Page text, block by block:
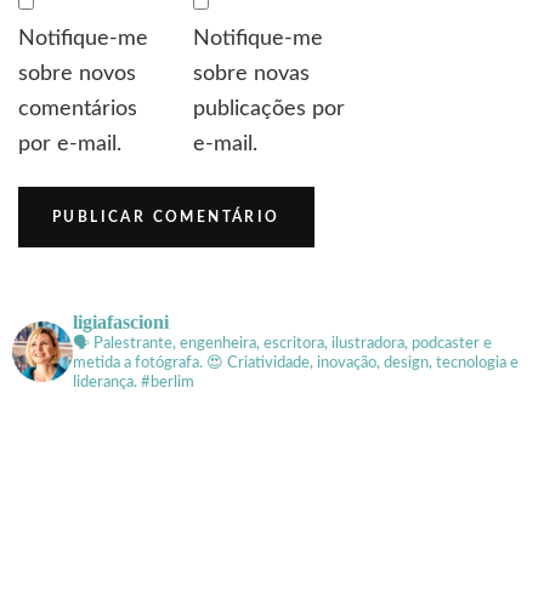
Notifique-me
sobre novos
comentários
por e-mail.
Notifique-me
sobre novas
publicações por
e-mail.
ligiafascioni
🗣 Palestrante, engenheira, escritora, ilustradora, podcaster e
metida a fotógrafa. 😍 Criatividade, inovação, design, tecnologia e
liderança. #berlim